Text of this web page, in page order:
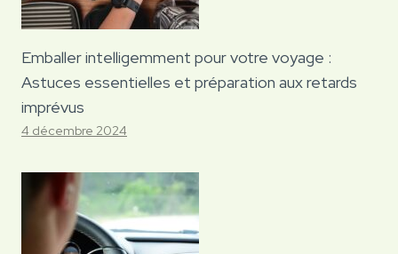
Emballer intelligemment pour votre voyage :
Astuces essentielles et préparation aux retards
imprévus
4 décembre 2024